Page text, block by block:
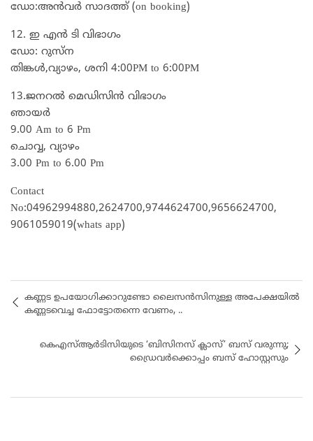
ഡോ:അൻവർ സാദത്ത് (on booking)
12. ഇ എൻ ടി വിഭാഗം
ഡോ: റുസ്‌ന
തിങ്കൾ,വ്യാഴം, ശനി 4:00PM to 6:00PM
13.ജനറൽ മെഡിസിൻ വിഭാഗം
ഞായർ
9.00 Am to 6 Pm
ചൊവ്വ, വ്യാഴം
3.00 Pm to 6.00 Pm
Contact
No:04962994880,2624700,9744624700,9656624700,
9061059019(whats app)
കണ്ണട ഉപയോഗിക്കാറുണ്ടോ ലൈസന്‍സിനുള്ള അപേക്ഷയില്‍
കണ്ണടവെച്ച ഫോട്ടോതന്നെ വേണം, ..
കെഎസ്ആർടിസിയുടെ ‘ബിസിനസ് ക്ലാസ്’ ബസ് വരുന്നു;
ഡ്രൈവർക്കൊപ്പം ബസ് ഹോസ്റ്റസും